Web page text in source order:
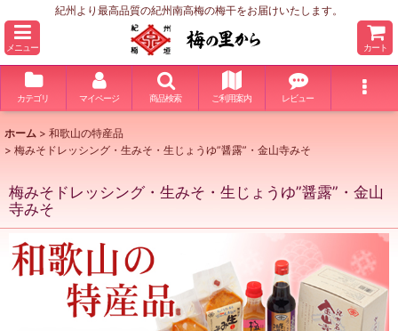
紀州より最高品質の紀州南高梅の梅干をお届けいたします。
メニュー カート
カテゴリ マイページ 商品検索 ご利用案内 レビュー
ホーム > 和歌山の特産品
> 梅みそドレッシング・生みそ・生じょうゆ”醤露”・金山寺みそ
梅みそドレッシング・生みそ・生じょうゆ”醤露”・金山
寺みそ